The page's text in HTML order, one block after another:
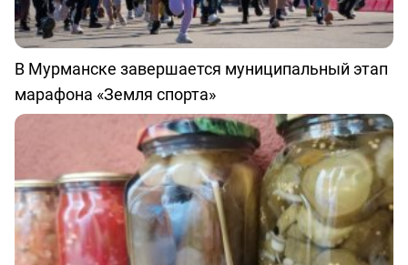
В Мурманске завершается муниципальный этап
марафона «Земля спорта»